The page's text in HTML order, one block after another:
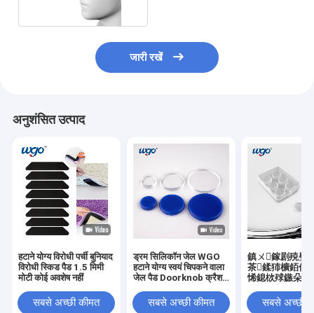
जारी रखें
अनुशंसित उत्पाद
हटाने योग्य विरोधी पर्ची बुनियाद
विरोधी स्किड पैड 1.5 मिमी
मोटी कोई अवशेष नहीं
सबसे अच्छी कीमत
ड्रम सिलिकॉन जेल WGO
हटाने योग्य स्वयं चिपकने वाला
जेल पैड Doorknob क्रैश
सबसे अच्छी कीमत
鎮ㄨ鎵剧殑璧
茶鍒犻櫎銆佸
悕鎴栨殏鏃朵笉
सबसे अच्छी